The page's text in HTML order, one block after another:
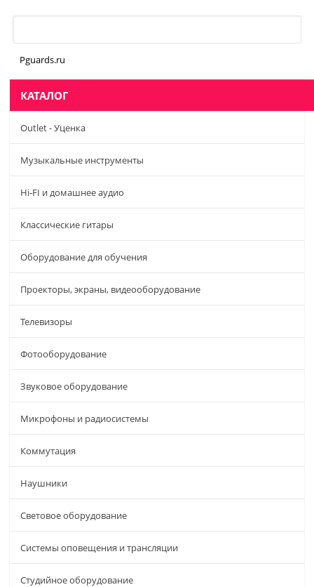
Pguards.ru
КАТАЛОГ
Outlet - Уценка
Музыкальные инструменты
Hi-FI и домашнее аудио
Классические гитары
Оборудование для обучения
Проекторы, экраны, видеооборудование
Телевизоры
Фотооборудование
Звуковое оборудование
Микрофоны и радиосистемы
Коммутация
Наушники
Световое оборудование
Системы оповещения и трансляции
Студийное оборудование